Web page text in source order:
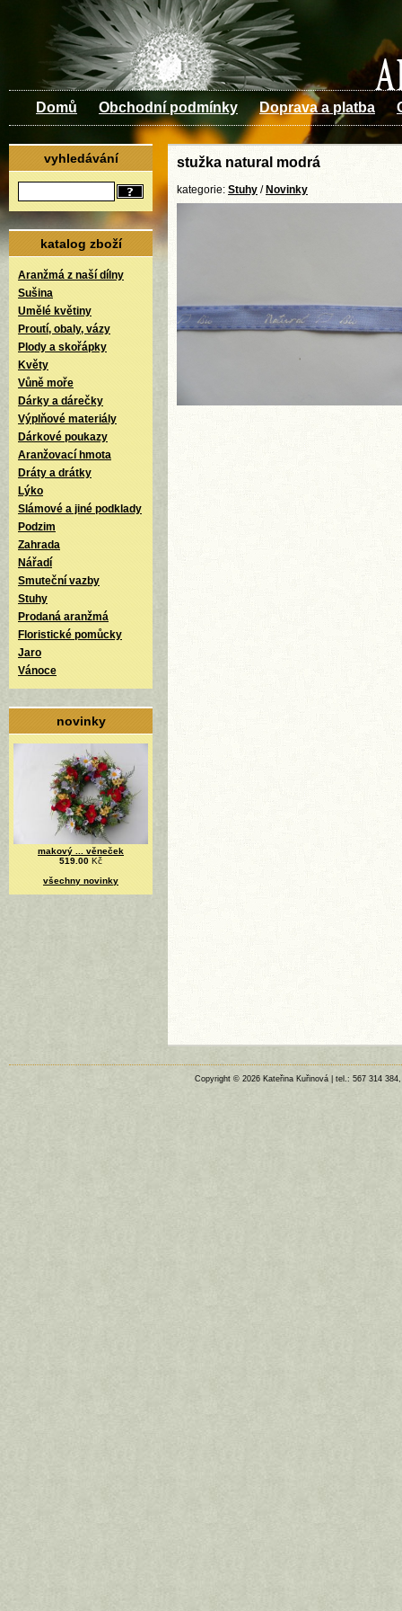
Domů Obchodní podmínky Doprava a platba
vyhledávání
katalog zboží
Aranžmá z naší dílny
Sušina
Umělé květiny
Proutí, obaly, vázy
Plody a skořápky
Květy
Vůně moře
Dárky a dárečky
Výplňové materiály
Dárkové poukazy
Aranžovací hmota
Dráty a drátky
Lýko
Slámové a jiné podklady
Podzim
Zahrada
Nářadí
Smuteční vazby
Stuhy
Prodaná aranžmá
Floristické pomůcky
Jaro
Vánoce
novinky
makový ... věneček
519.00 Kč
všechny novinky
stužka natural modrá
kategorie: Stuhy / Novinky
Copyright © 2026 Kateřina Kuřinová | tel.: 567 314